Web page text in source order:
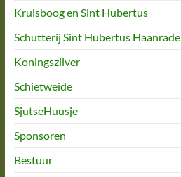
Kruisboog en Sint Hubertus
Schutterij Sint Hubertus Haanrade
Koningszilver
Schietweide
SjutseHuusje
Sponsoren
Bestuur